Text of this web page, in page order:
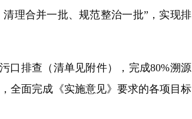
理合并一批、规范整治一批”，实现排
排查（清单见附件），完成80%溯源
全面完成《实施意见》要求的各项目标